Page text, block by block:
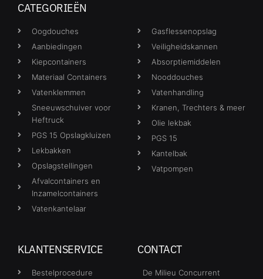
CATEGORIEËN
Oogdouches
Aanbiedingen
Kiepcontainers
Materiaal Containers
Vatenklemmen
Sneeuwschuiver voor
Heftruck
PGS 15 Opslagkluizen
Lekbakken
Opslagstellingen
Afvalcontainers en
Inzamelcontainers
Vatenkantelaar
Gasflessenopslag
Veiligheidskannen
Absorptiemiddelen
Nooddouches
Vatenhandling
Kranen, Trechters & meer
Olie lekbak
PGS 15
Kantelbak
Vatpompen
KLANTENSERVICE
Bestelprocedure
CONTACT
De Milieu Concurrent